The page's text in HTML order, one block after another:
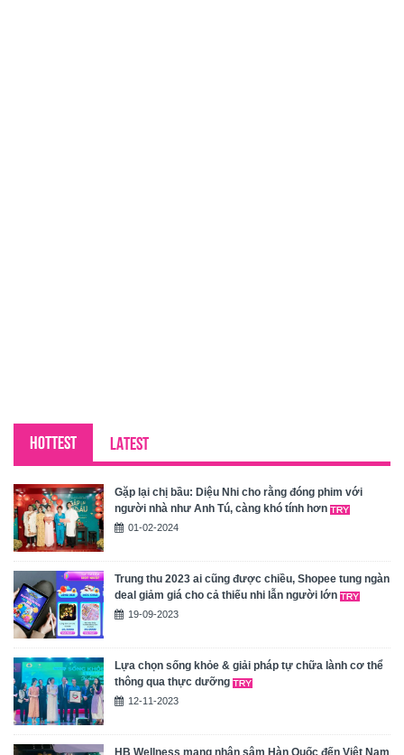
HOTTEST LATEST
Gặp lại chị bầu: Diệu Nhi cho rằng đóng phim với
người nhà như Anh Tú, càng khó tính hơn
01-02-2024
Trung thu 2023 ai cũng được chiều, Shopee tung ngàn
deal giảm giá cho cả thiếu nhi lẫn người lớn
19-09-2023
Lựa chọn sống khỏe & giải pháp tự chữa lành cơ thể
thông qua thực dưỡng
12-11-2023